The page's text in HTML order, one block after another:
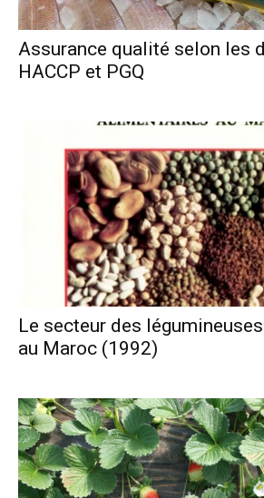
Assurance qualité selon les
HACCP et PGQ
Le secteur des
au Maroc (1992)